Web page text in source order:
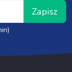
Zapisz